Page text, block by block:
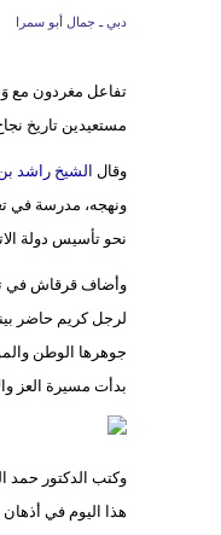
دبي ـ جمال أبو سمرا
تفاعل مغردون مع وَسْمِ (هاشتاغ) #
مستعيدين تاريخ
وقال الشيخ راشد
ونهجه، مدرسة في
نحو تأسيس دولة
لرجل كريم حاضر
جوهرها الوطن
بدأت مسيرة العز
وكتب الدكتور حمد
هذا اليوم في أذهان